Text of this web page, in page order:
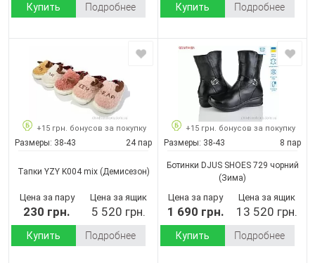
Купить Подробнее Купить Подробнее
+15 грн. бонусов за покупку
Размеры: 38-43 24 пар
Тапки YZY K004 mix(Демисезон)
Цена за пару
230 грн.
Цена за ящик
5 520 грн.
Купить Подробнее
+15 грн. бонусов за покупку
Размеры: 38-43 8 пар
Ботинки DJUS SHOES 729 чорний
(Зима)
Цена за пару
1 690 грн.
Цена за ящик
13 520 грн.
Купить Подробнее